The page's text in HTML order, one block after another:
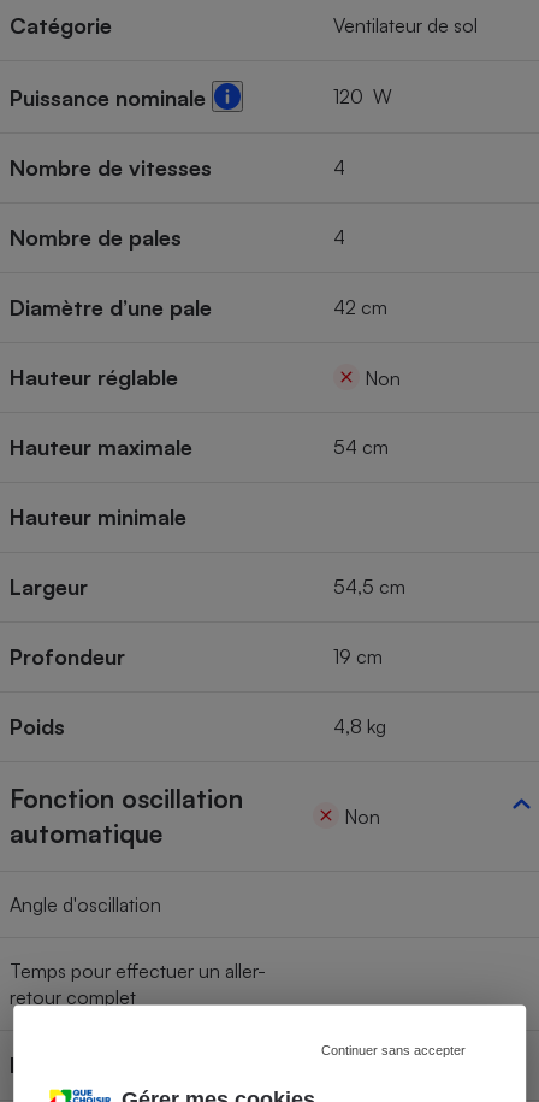
Continuer sans accepter
Catégorie Ventilateur de sol
Puissance nominale 120 W
Nombre de vitesses 4
Nombre de pales 4
Diamètre d’une pale 42 cm
Hauteur réglable Non
Hauteur maximale 54 cm
Hauteur minimale
Largeur 54,5 cm
Profondeur 19 cm
Poids 4,8 kg
Fonction oscillation
automatique
Non
Angle d'oscillation
Temps pour effectuer un aller-
retour complet
Inclinaison réglable